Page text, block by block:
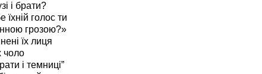
і брати?
їхній голос ти
грозою?»
їх лиця
чоло
і темниці”